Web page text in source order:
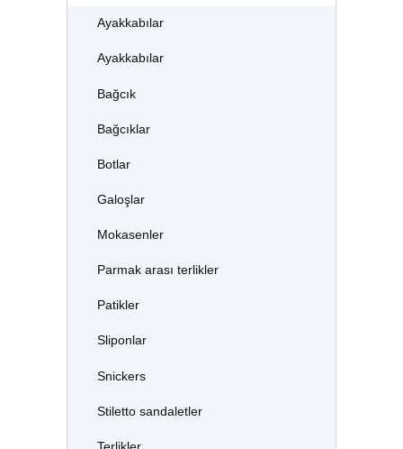
Ayakkabılar
Ayakkabılar
Bağcık
Bağcıklar
Botlar
Galoşlar
Mokasenler
Parmak arası terlikler
Patikler
Sliponlar
Snickers
Stiletto sandaletler